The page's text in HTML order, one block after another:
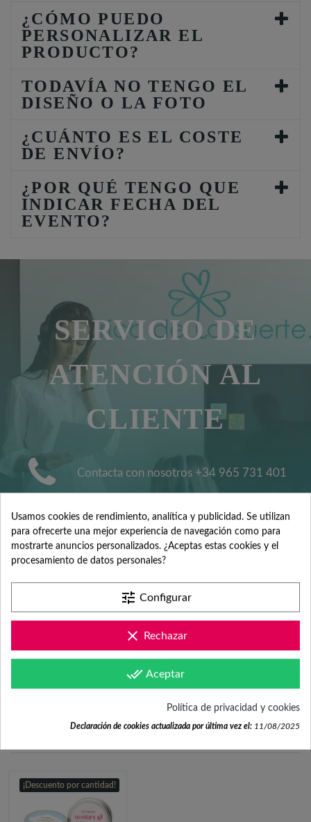
¿CÓMO PUEDO
PERSONALIZAR EL
PRODUCTO?
TODAVÍA NO TENGO EL
DISEÑO O LA FOTO
¿CUÁNTO ES EL COSTE
DE ENVÍO?
¿POR QUÉ TENGO QUE
INDICAR FECHA DEL
EVENTO?
SERVICIO DE
ATENCIÓN AL
CLIENTE
Contacta con nosotros +34 965 731 401
Mándanos tus dudas a
hola@fabricadelasuerte.es
Revisa nuestras páginas de
documentación
FRECUENTEMENTE
COMPRADOS JUNTOS
¡Descuento por cantidad!
Usamos cookies de rendimiento, analítica y publicidad. Se utilizan
para ofrecerte una mejor experiencia de navegación como para
mostrarte anuncios personalizados. ¿Aceptas estas cookies y el
procesamiento de datos personales?
tune Configurar
clear Rechazar
done_all Aceptar
Política de privacidad y cookies
Declaración de cookies actualizada por última vez el: 11/08/2025